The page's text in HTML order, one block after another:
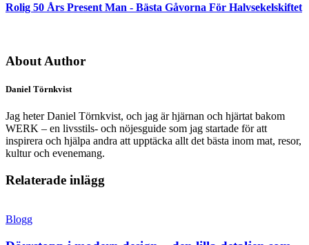
Rolig 50 Års Present Man - Bästa Gåvorna För Halvsekelskiftet
About Author
Daniel Törnkvist
Jag heter Daniel Törnkvist, och jag är hjärnan och hjärtat bakom
WERK – en livsstils- och nöjesguide som jag startade för att
inspirera och hjälpa andra att upptäcka allt det bästa inom mat, resor,
kultur och evenemang.
Relaterade inlägg
Blogg